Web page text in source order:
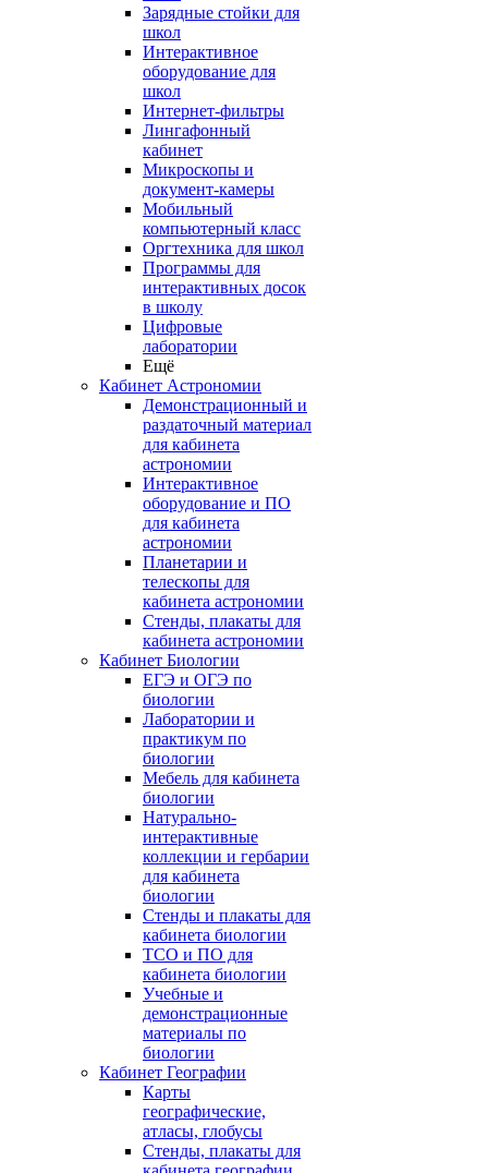
Зарядные стойки для
школ
Интерактивное
оборудование для
школ
Интернет-фильтры
Лингафонный
кабинет
Микроскопы и
документ-камеры
Мобильный
компьютерный класс
Оргтехника для школ
Программы для
интерактивных досок
в школу
Цифровые
лаборатории
Ещё
Кабинет Астрономии
Демонстрационный и
раздаточный материал
для кабинета
астрономии
Интерактивное
оборудование и ПО
для кабинета
астрономии
Планетарии и
телескопы для
кабинета астрономии
Стенды, плакаты для
кабинета астрономии
Кабинет Биологии
ЕГЭ и ОГЭ по
биологии
Лаборатории и
практикум по
биологии
Мебель для кабинета
биологии
Натурально-
интерактивные
коллекции и гербарии
для кабинета
биологии
Стенды и плакаты для
кабинета биологии
ТСО и ПО для
кабинета биологии
Учебные и
демонстрационные
материалы по
биологии
Кабинет Географии
Карты
географические,
атласы, глобусы
Стенды, плакаты для